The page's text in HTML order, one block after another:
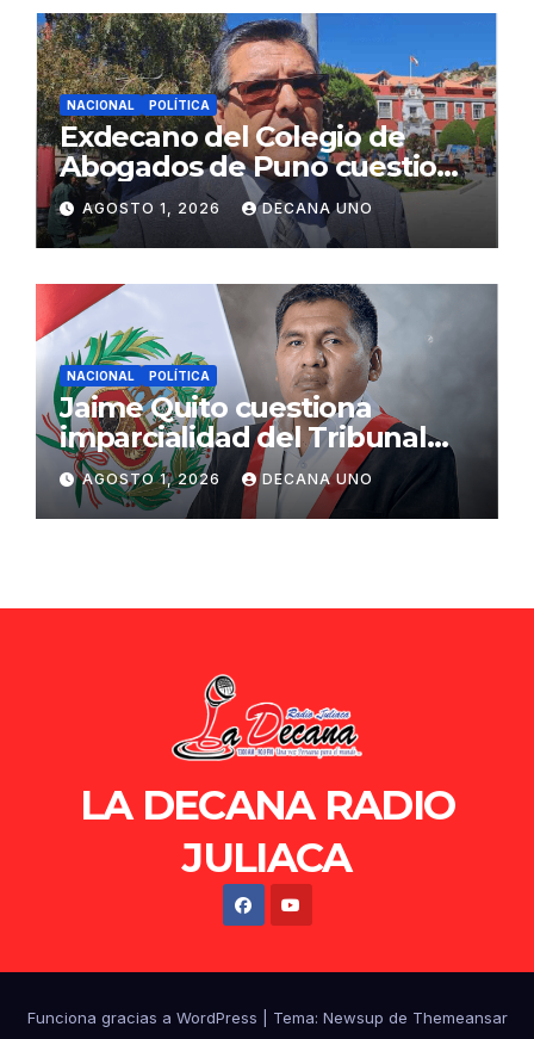
NACIONAL POLÍTICA
Exdecano del Colegio de
Abogados de Puno cuestiona
propuestas sobre seguridad
ciudadana
AGOSTO 1, 2026 DECANA UNO
NACIONAL POLÍTICA
Jaime Quito cuestiona
imparcialidad del Tribunal
Constitucional tras liberación
de Ollanta Humala
AGOSTO 1, 2026 DECANA UNO
LA DECANA RADIO
JULIACA
Funciona gracias a WordPress Tema: Newsup de Themeansar